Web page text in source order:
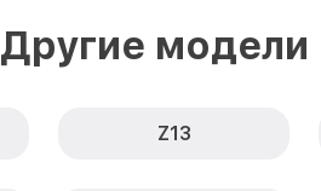
Другие модели
Z13